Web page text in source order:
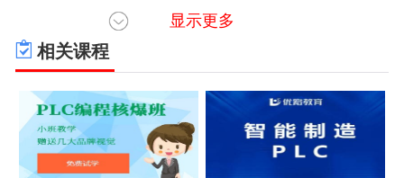
安徽淮南优路教育培训学校
安徽省淮南市田家庵区人民南路220号信谊大厦801室
7 安徽滁州优路教育培训学校
安徽省滁州市南谯区中都大道1577号世贸大厦A座
1901-1906室
8 安徽阜阳优路教育培训学校
安徽省阜阳市颍泉区颍州路8号巨川广场A座1506室
显示更多
相关课程